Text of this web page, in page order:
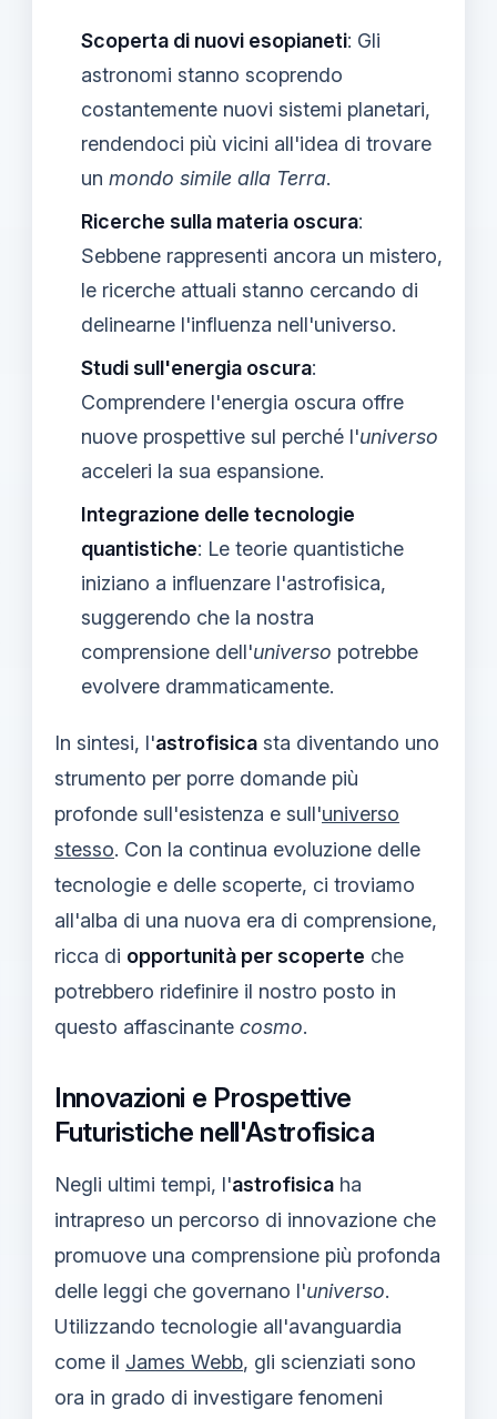
Scoperta di nuovi esopianeti: Gli
astronomi stanno scoprendo
costantemente nuovi sistemi planetari,
rendendoci più vicini all'idea di trovare
un mondo simile alla Terra.
Ricerche sulla materia oscura:
Sebbene rappresenti ancora un mistero,
le ricerche attuali stanno cercando di
delinearne l'influenza nell'universo.
Studi sull'energia oscura:
Comprendere l'energia oscura offre
nuove prospettive sul perché l'universo
acceleri la sua espansione.
Integrazione delle tecnologie
quantistiche: Le teorie quantistiche
iniziano a influenzare l'astrofisica,
suggerendo che la nostra
comprensione dell'universo potrebbe
evolvere drammaticamente.
In sintesi, l'astrofisica sta diventando uno
strumento per porre domande più
profonde sull'esistenza e sull'universo
stesso. Con la continua evoluzione delle
tecnologie e delle scoperte, ci troviamo
all'alba di una nuova era di comprensione,
ricca di opportunità per scoperte che
potrebbero ridefinire il nostro posto in
questo affascinante cosmo.
Innovazioni e Prospettive
Futuristiche nell'Astrofisica
Negli ultimi tempi, l'astrofisica ha
intrapreso un percorso di innovazione che
promuove una comprensione più profonda
delle leggi che governano l'universo.
Utilizzando tecnologie all'avanguardia
come il James Webb, gli scienziati sono
ora in grado di investigare fenomeni